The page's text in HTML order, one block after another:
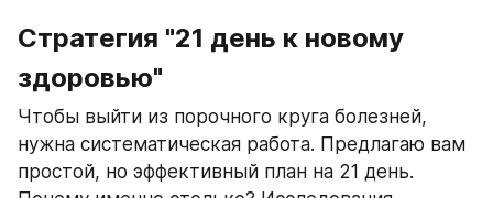
Стратегия "21 день к новому
здоровью"
Чтобы выйти из порочного круга болезней,
нужна систематическая работа. Предлагаю вам
простой, но эффективный план на 21 день.